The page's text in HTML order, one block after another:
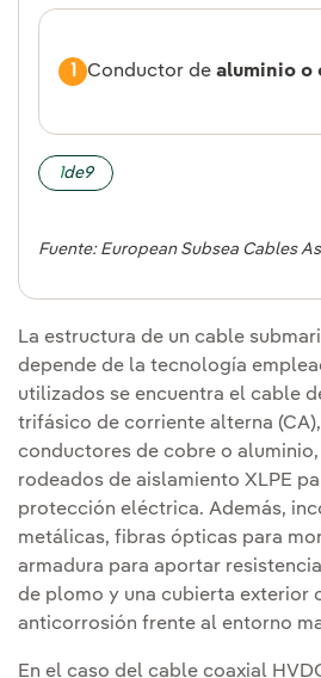
1 Conductor de aluminio o
1de9
Fuente: European Subsea Cables
La estructura de un cable
depende de la tecnología
utilizados se encuentra el cable
trifásico de corriente alterna
conductores de cobre o
rodeados de aislamiento XLPE
protección eléctrica. Además,
metálicas, fibras ópticas para
armadura para aportar
de plomo y una cubierta exterior
anticorrosión frente al entorno
En el caso del cable coaxial